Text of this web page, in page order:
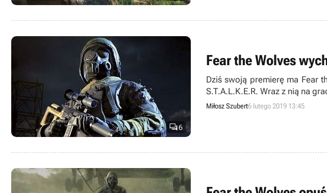
6
Fear the Wolves
Dziś swoją premierę ma Fear
S.T.A.L.K.E.R. Wraz z nią na
Miłosz Szubert6 lutego 2019 13:45